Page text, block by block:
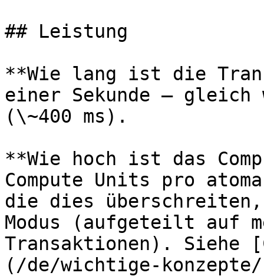
## Leistung
**Wie lang ist die
einer Sekunde —
(\~400 ms).
**Wie hoch ist das
Compute Units pro
die dies
Modus (aufgeteilt auf
Transaktionen). Siehe
(/de/wichtige-konzepte/